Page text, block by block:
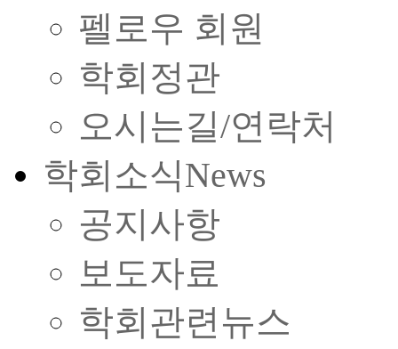
펠로우 회원
학회정관
오시는길/연락처
학회소식News
공지사항
보도자료
학회관련뉴스